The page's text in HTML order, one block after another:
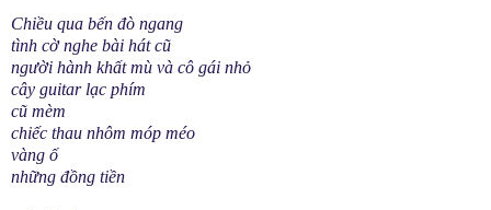
Chiều qua bến đò ngang
tình cờ nghe bài hát cũ
người hành khất mù và cô gái nhỏ
cây guitar lạc phím
cũ mèm
chiếc thau nhôm móp méo
vàng ố
những đồng tiền